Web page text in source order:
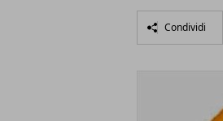
Condividi